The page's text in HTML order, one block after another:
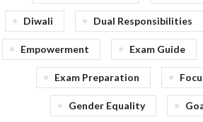
Diwali Dual Responsibilities
Empowerment Exam Guide
Exam Preparation
Gender Equality